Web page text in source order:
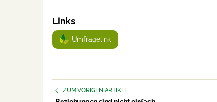
Links
Umfragelink
ZUM VORIGEN ARTIKEL